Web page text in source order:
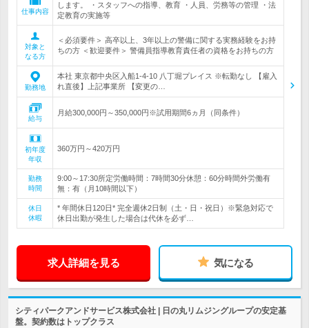
仕事内容
します。 ・スタッフへの指導、教育 ・人員、労務等の管理 ・法
定教育の実施等
対象と
なる方
＜必須要件＞ 高卒以上、3年以上の警備に関する実務経験をお持
ちの方 ＜歓迎要件＞ 警備員指導教育責任者の資格をお持ちの方
勤務地
本社 東京都中央区入船1-4-10 八丁堀プレイス ※転勤なし 【雇入
れ直後】上記事業所 【変更の…
給与
月給300,000円～350,000円※試用期間6ヵ月（同条件）
初年度
年収
360万円～420万円
勤務
時間
9:00～17:30所定労働時間：7時間30分休憩：60分時間外労働有
無：有（月10時間以下）
休日
休暇
* 年間休日120日* 完全週休2日制（土・日・祝日）※緊急対応で
休日出勤が発生した場合は代休を必ず…
求人詳細を見る 気になる
シティパークアンドサービス株式会社 | 日の丸リムジングループの安定基
盤。契約数はトップクラス